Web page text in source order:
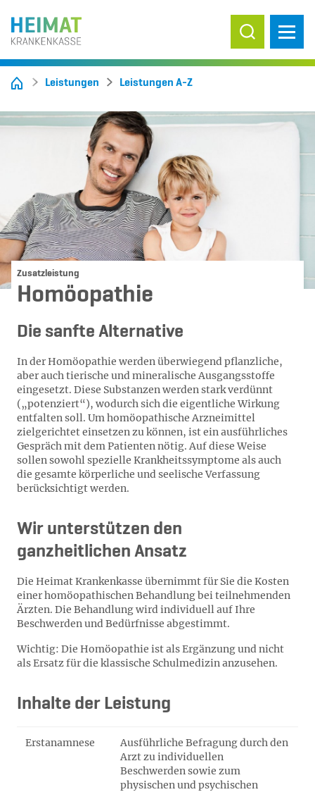
Suche ein-/
Leistungen Leistungen A-Z
Zusatzleistung
Homöopathie
Die sanfte Alternative
In der Homöopathie werden überwiegend pflanzliche,
aber auch tierische und mineralische Ausgangsstoffe
eingesetzt. Diese Substanzen werden stark verdünnt
(„potenziert“), wodurch sich die eigentliche Wirkung
entfalten soll. Um homöopathische Arzneimittel
zielgerichtet einsetzen zu können, ist ein ausführliches
Gespräch mit dem Patienten nötig. Auf diese Weise
sollen sowohl spezielle Krankheitssymptome als auch
die gesamte körperliche und seelische Verfassung
berücksichtigt werden.
Wir unterstützen den
ganzheitlichen Ansatz
Die Heimat Krankenkasse übernimmt für Sie die Kosten
einer homöopathischen Behandlung bei teilnehmenden
Ärzten. Die Behandlung wird individuell auf Ihre
Beschwerden und Bedürfnisse abgestimmt.
Wichtig: Die Homöopathie ist als Ergänzung und nicht
als Ersatz für die klassische Schulmedizin anzusehen.
Inhalte der Leistung
Erstanamnese
Ausführliche Befragung durch den
Arzt zu individuellen
Beschwerden sowie zum
physischen und psychischen